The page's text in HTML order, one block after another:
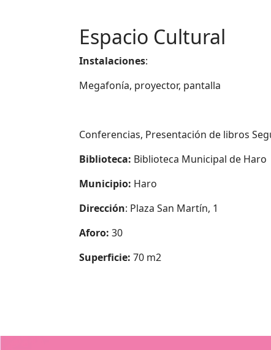
Espacio Cultural
Instalaciones:
Megafonía, proyector, pantalla
Conferencias, Presentación de libros
Biblioteca: Biblioteca Municipal de Haro
Municipio: Haro
Dirección: Plaza San Martín, 1
Aforo: 30
Superficie: 70 m2